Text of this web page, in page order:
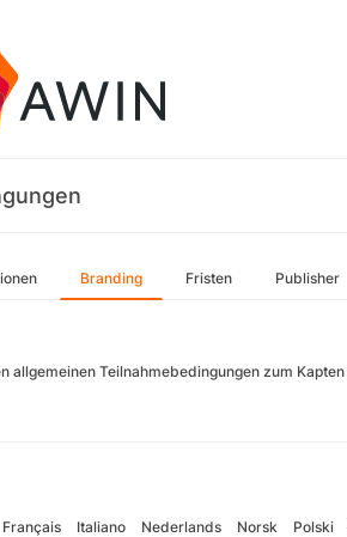
Branding Fristen Publisher
allgemeinen Teilnahmebedingungen zum
Français Italiano Nederlands Norsk Polski